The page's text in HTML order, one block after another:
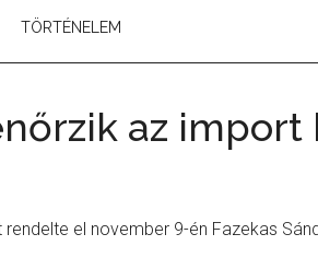
TÖRTÉNELEM
az import
el november 9-én Fazekas